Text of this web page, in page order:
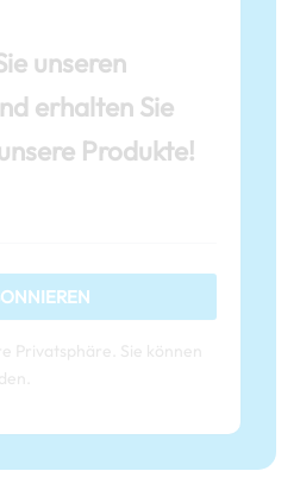
unseren
erhalten Sie
Produkte!